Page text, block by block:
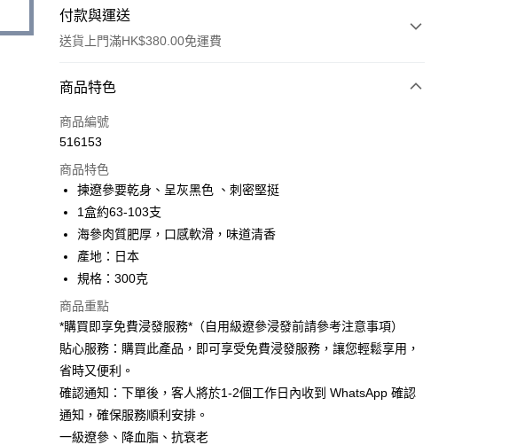
付款與運送
送貨上門滿HK$380.00免運費
付款方式
信用卡
Google Pay
AlipayHK
PayMe
WeChat Pay
BoC Pay
其他轉帳方式
相關說明
轉數快識別碼(FPS ID)：4042362 中國銀行戶口：012-875-1-240680-7 匯
豐銀行戶口：652-589300-838 收款人：PREMIER FOOD LTD 請於24小
時內將付款金額存入以上其中一個戶口，付款後請將收據或成功轉帳畫面
截圖並WhatsApp 90719878 或電郵eshop@premierfood.com.hk，我們在
送貨方式
商品特色
商品編號
516153
商品特色
揀遼參要乾身、呈灰黑色 、刺密堅挺
1盒約63-103支
海參肉質肥厚，口感軟滑，味道清香
產地：日本
規格：300克
商品重點
*購買即享免費浸發服務*（自用級遼參浸發前請參考注意事項）
貼心服務：購買此產品，即可享受免費浸發服務，讓您輕鬆享用，
省時又便利。
確認通知：下單後，客人將於1-2個工作日內收到 WhatsApp 確認
通知，確保服務順利安排。
一級遼參、降血脂、抗衰老